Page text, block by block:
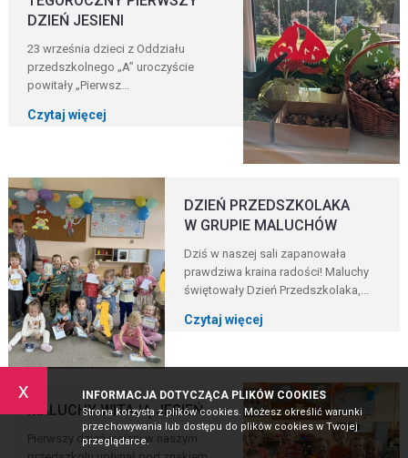
x INFORMACJA DOTYCZĄCA PLIKÓW COOKIES
Strona korzysta z plików cookies. Możesz określić warunki
przechowywania lub dostępu do plików cookies w Twojej
przeglądarce.
DZIEŃ JESIENI
23 września dzieci z Oddziału
przedszkolnego „A” uroczyście
powitały „Pierwsz...
Czytaj więcej
DZIEŃ PRZEDSZKOLAKA
W GRUPIE MALUCHÓW
Dziś w naszej sali zapanowała
prawdziwa kraina radości! Maluchy
świętowały Dzień Przedszkolaka,...
Czytaj więcej
MALUCHY WITAJĄ JESIEŃ
Pierwszy dzień jesieni w naszym